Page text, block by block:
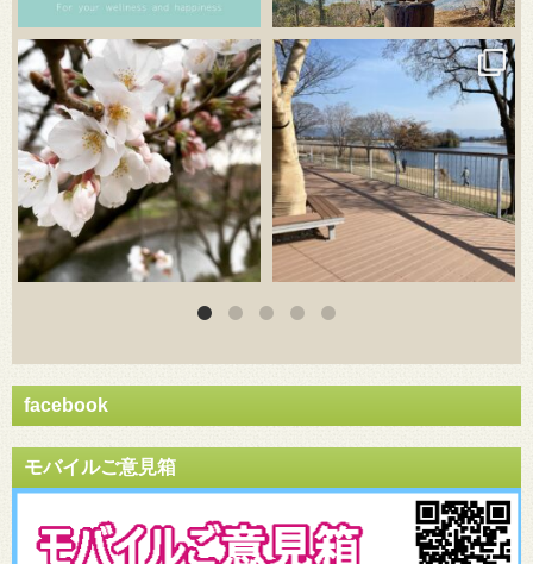
3月 20 3月 18
facebook
モバイルご意見箱